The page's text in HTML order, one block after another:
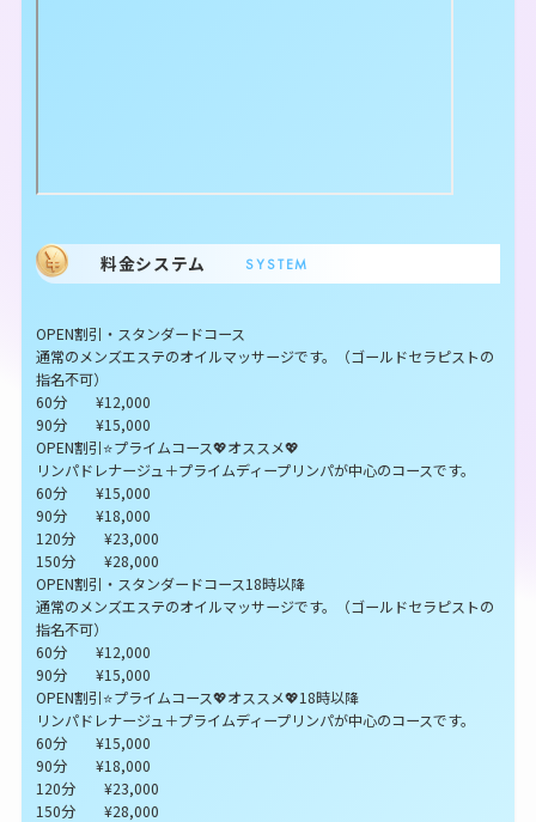
料金システム SYSTEM
OPEN割引・スタンダードコース
通常のメンズエステのオイルマッサージです。（ゴールドセラピストの
指名不可）
60分 ¥12,000
90分 ¥15,000
OPEN割引⭐プライムコース💖オススメ💖
リンパドレナージュ＋プライムディープリンパが中心のコースです。
60分 ¥15,000
90分 ¥18,000
120分 ¥23,000
150分 ¥28,000
OPEN割引・スタンダードコース18時以降
通常のメンズエステのオイルマッサージです。（ゴールドセラピストの
指名不可）
60分 ¥12,000
90分 ¥15,000
OPEN割引⭐プライムコース💖オススメ💖18時以降
リンパドレナージュ＋プライムディープリンパが中心のコースです。
60分 ¥15,000
90分 ¥18,000
120分 ¥23,000
150分 ¥28,000